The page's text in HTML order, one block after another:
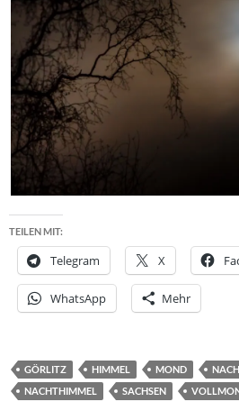
TEILEN MIT:
Telegram X
WhatsApp Mehr
GÖRLITZ HIMMEL MOND
NACHTHIMMEL
SACHSEN